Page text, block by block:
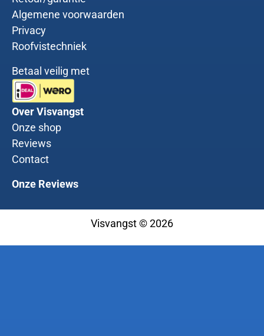
Algemene voorwaarden
Privacy
Roofvistechniek
Betaal veilig met
Over Visvangst
Onze shop
Reviews
Contact
Onze Reviews
Visvangst © 2026